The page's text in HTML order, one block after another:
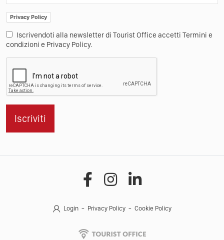
Contatti
Iscriviti alla Newsletter
Nome
condizioni e Privacy Policy.